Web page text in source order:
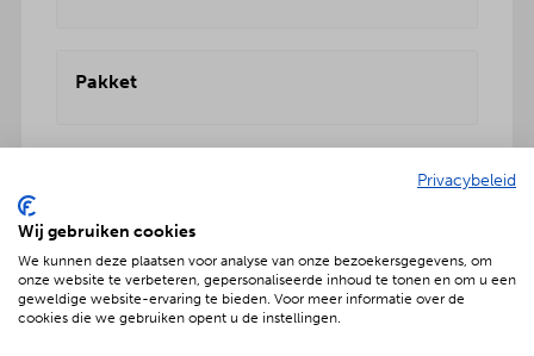
Pakket
Geniet met nóg meer luxe
Verras jouw gezelschap met een extra feestelijke
aankleding op tafel. Voor maar € 2,- per persoon
Privacybeleid
Wij gebruiken cookies
We kunnen deze plaatsen voor analyse van onze bezoekersgegevens, om
onze website te verbeteren, gepersonaliseerde inhoud te tonen en om u een
geweldige website-ervaring te bieden. Voor meer informatie over de
cookies die we gebruiken opent u de instellingen.